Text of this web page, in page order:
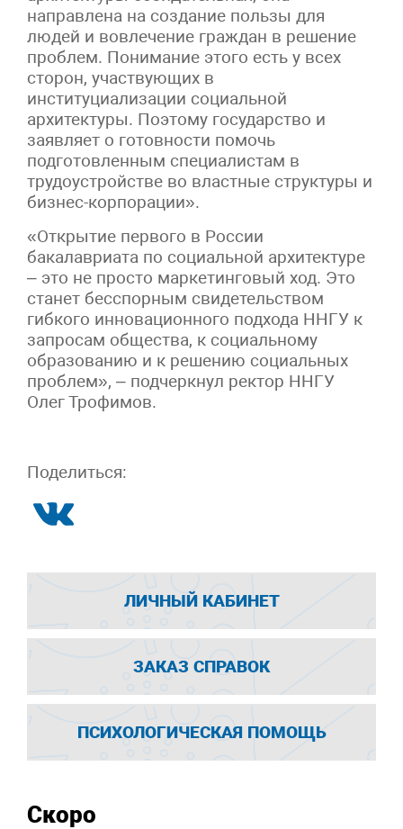
направлена на создание пользы для
людей и вовлечение граждан в решение
проблем. Понимание этого есть у всех
сторон, участвующих в
институциализации социальной
архитектуры. Поэтому государство и
заявляет о готовности помочь
подготовленным специалистам в
трудоустройстве во властные структуры и
бизнес-корпорации».
«Открытие первого в России
бакалавриата по социальной архитектуре
– это не просто маркетинговый ход. Это
станет бесспорным свидетельством
гибкого инновационного подхода ННГУ к
запросам общества, к социальному
образованию и к решению социальных
проблем», – подчеркнул ректор ННГУ
Олег Трофимов.
Поделиться:
ЛИЧНЫЙ КАБИНЕТ
ЗАКАЗ СПРАВОК
ПСИХОЛОГИЧЕСКАЯ ПОМОЩЬ
Скоро